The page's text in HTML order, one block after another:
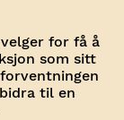
for få å
som sitt
til en